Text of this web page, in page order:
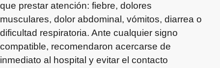
que prestar atención: fiebre, dolores
musculares, dolor abdominal, vómitos, diarrea o
dificultad respiratoria. Ante cualquier signo
compatible, recomendaron acercarse de
inmediato al hospital y evitar el contacto